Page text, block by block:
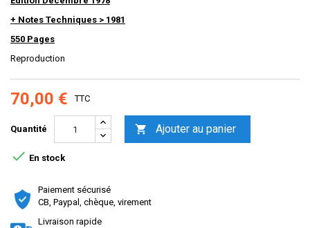
+ Notes Techniques > 1981
550 Pages
Reproduction
70,00 € TTC
Quantité  Ajouter au panier
 En stock
Paiement sécurisé
CB, Paypal, chèque, virement
Livraison rapide